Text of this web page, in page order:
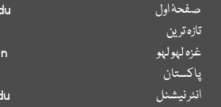
صفحۂ اول
تازہ ترین
غزہ لہو لہو
پاکستان
انٹر نیشنل